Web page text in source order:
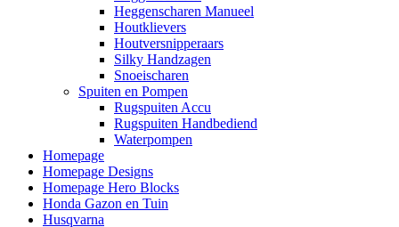
Heggenscharen Manueel
Houtklievers
Houtversnipperaars
Silky Handzagen
Snoeischaren
Spuiten en Pompen
Rugspuiten Accu
Rugspuiten Handbediend
Waterpompen
Homepage
Homepage Designs
Homepage Hero Blocks
Honda Gazon en Tuin
Husqvarna